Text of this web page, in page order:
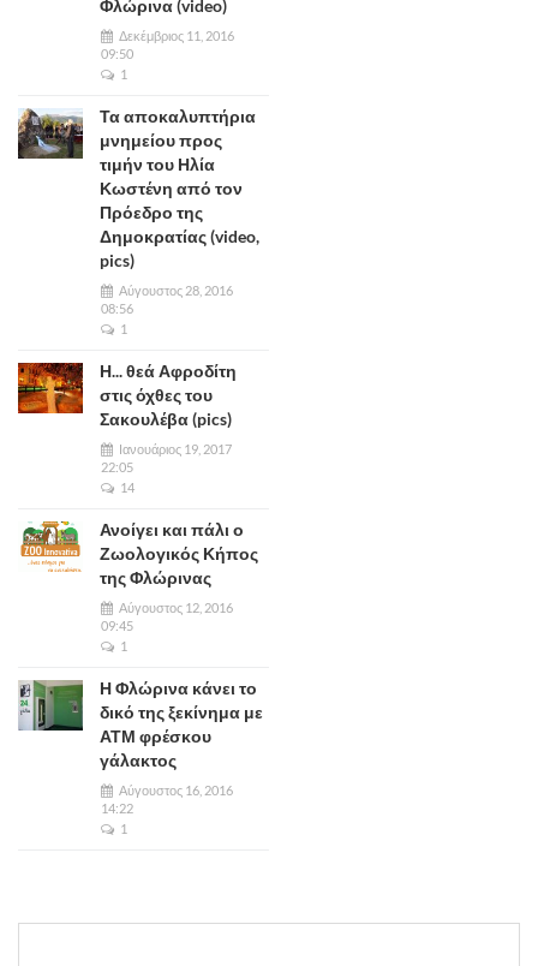
Φλώρινα (video)
Δεκέμβριος 11, 2016
09:50
1
Τα αποκαλυπτήρια
μνημείου προς
τιμήν του Ηλία
Κωστένη από τον
Πρόεδρο της
Δημοκρατίας (video,
pics)
Αύγουστος 28, 2016
08:56
1
Η... θεά Αφροδίτη
στις όχθες του
Σακουλέβα (pics)
Ιανουάριος 19, 2017
22:05
14
Ανοίγει και πάλι ο
Ζωολογικός Κήπος
της Φλώρινας
Αύγουστος 12, 2016
09:45
1
Η Φλώρινα κάνει το
δικό της ξεκίνημα με
ΑΤΜ φρέσκου
γάλακτος
Αύγουστος 16, 2016
14:22
1